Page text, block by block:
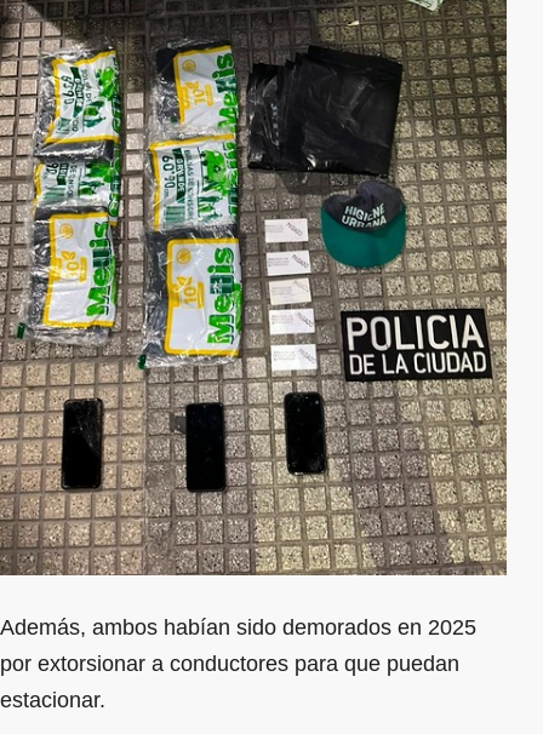
Además, ambos habían sido demorados en 2025
por extorsionar a conductores para que puedan
estacionar.